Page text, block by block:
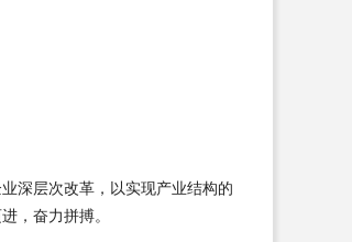
深层次改革，以实现产业结构的
，奋力拼搏。